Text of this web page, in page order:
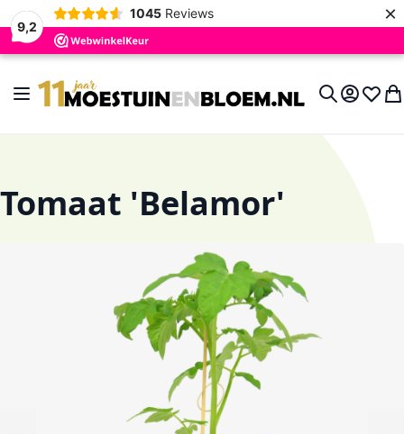
9,2
1045 Reviews ×
Toggle Nav
Account
Tomaat 'Belamor'